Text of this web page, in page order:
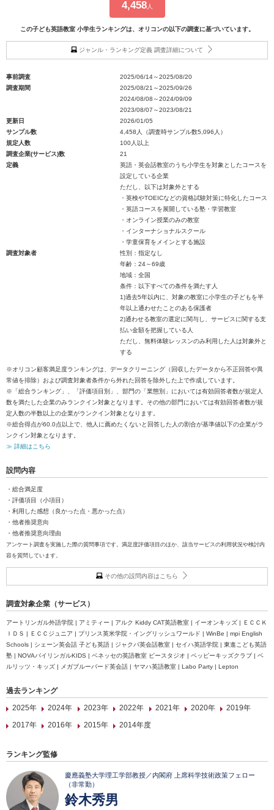
4,458人
この子ども英語教室 小学生ランキングは、オリコンの以下の調査に基づいています。
ジャンル・ランキング定義 調査詳細について
事前調査
2025/06/14～2025/08/20
調査期間
2025/08/21～2025/09/26
2024/08/08～2024/09/09
2023/08/07～2023/08/21
更新日
2026/01/05
サンプル数
4,458人（調査時サンプル数5,096人）
規定人数
100人以上
調査企業(サービス)数
21
定義
英語・英会話教室のうち小学生を対象としたコースを
設定している企業
ただし、以下は対象外とする
・英検やTOEICなどの資格試験対策に特化したコース
・英語コースを展開している塾・学習教室
・オンライン授業のみの教室
・インターナショナルスクール
・学童保育をメインとする施設
調査対象者
性別：指定なし
年齢：24～69歳
地域：全国
条件：以下すべての条件を満たす人
1)過去5年以内に、対象の教室に小学生の子どもを半
年以上通わせたことのある保護者
2)通わせる教室の選定に関与し、サービスに関する支
払い金額を把握している人
ただし、無料体験レッスンのみ利用した人は対象外と
する
※オリコン顧客満足度ランキングは、データクリーニング（回収したデータから不正回答や異
常値を排除）および調査対象者条件から外れた回答を除外した上で作成しています。
※「総合ランキング」、「評価項目別」、部門の「業態別」においては有効回答者数が規定人
数を満たした企業のみランクイン対象となります。その他の部門においては有効回答者数が規
定人数の半数以上の企業がランクイン対象となります。
※総合得点が60.0点以上で、他人に薦めたくないと回答した人の割合が基準値以下の企業がラ
ンクイン対象となります。
≫ 詳細はこちら
設問内容
・総合満足度
・評価項目（小項目）
・利用した感想（良かった点・悪かった点）
・他者推奨意向
・他者推奨意向理由
アンケート調査を実施した際の質問事項です。満足度評価項目のほか、該当サービスの利用状況や検討内
容を質問しています。
その他の設問内容はこちら
調査対象企業（サービス）
アートリンガル外語学院 | アミティー | アルク Kiddy CAT英語教室 | イーオンキッズ | ＥＣＣＫ
ＩＤＳ | ＥＣＣジュニア | プリンス英米学院・イングリッシュワールド | WinBe | mpi English
Schools | シェーン英会話 子ども英語 | ジャクパ英会話教室 | セイハ英語学院 | 東進こども英語
塾 | NOVAバイリンガルKIDS | ベネッセの英語教室 ビースタジオ | ペッピーキッズクラブ | ベ
ルリッツ・キッズ | メガブルーバード英会話 | ヤマハ英語教室 | Labo Party | Lepton
過去ランキング
2025年
2024年 2023年 2022年 2021年 2020年
2019年
2017年
2016年 2015年 2014年度
ランキング監修
慶應義塾大学理工学部教授／内閣府 上席科学技術政策フェロー
（非常勤）
鈴木秀男